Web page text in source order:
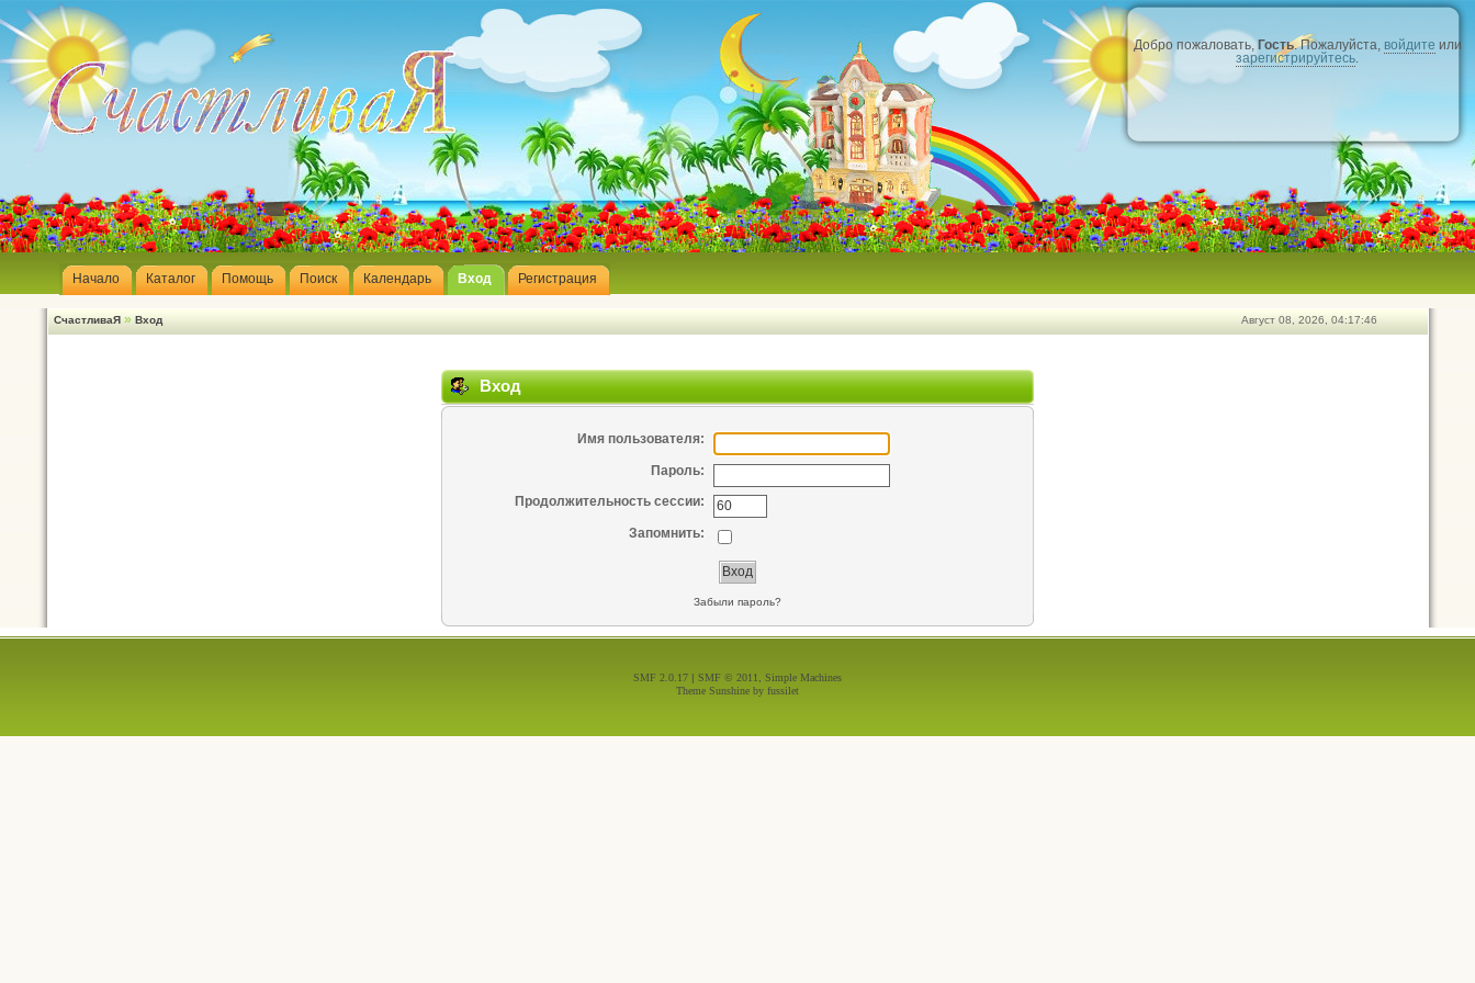
Добро пожаловать,Гость. Пожалуйста, войдите или
зарегистрируйтесь.
Начало Каталог Помощь Поиск Календарь Вход Регистрация
Август 08, 2026, 04:17:46
СчастливаЯ » Вход
Вход
Имя пользователя:
Пароль:
Продолжительность сессии:
Запомнить:
Забыли пароль?
SMF 2.0.17 | SMF © 2011, Simple Machines
Theme Sunshine by fussilet